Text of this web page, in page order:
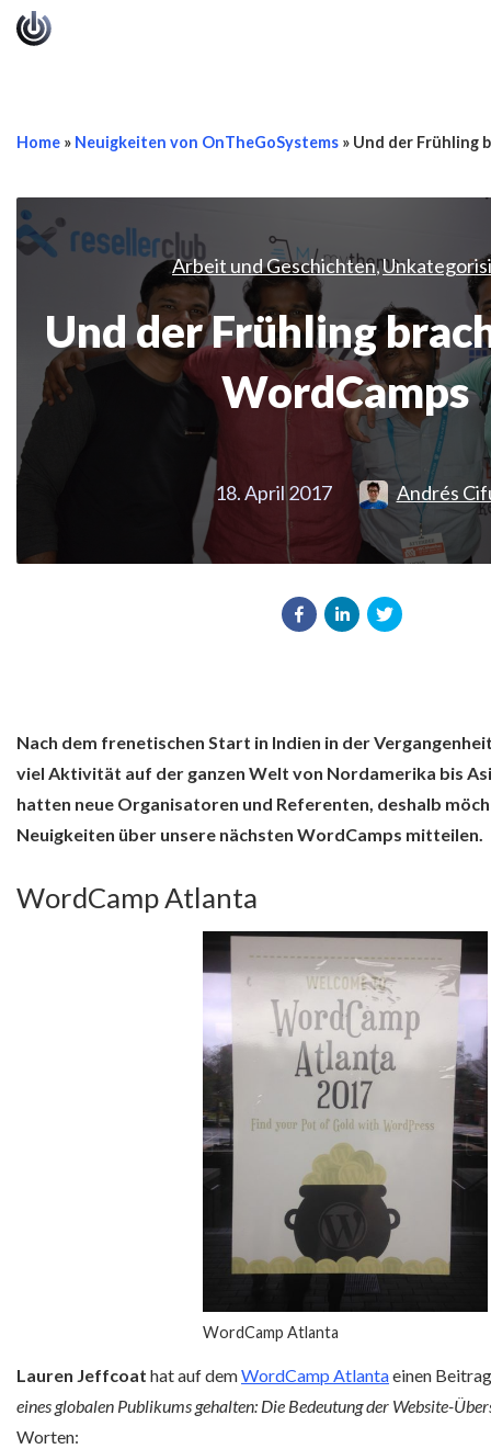
Home » Neuigkeiten von OnTheGoSystems » Und der Frühling
Arbeit und Geschichten,
Und der Frühling
WordCamps
18. April 2017 Andrés
Nach dem frenetischen Start in Indien in der
viel Aktivität auf der ganzen Welt von Nordamerika bis
hatten neue Organisatoren und Referenten, deshalb
Neuigkeiten über unsere nächsten WordCamps mitteilen.
WordCamp Atlanta
WordCamp Atlanta
Lauren Jeffcoat hat auf demWordCamp Atlantaeinen
eines globalen Publikums gehalten: Die Bedeutung der Website-
Worten: